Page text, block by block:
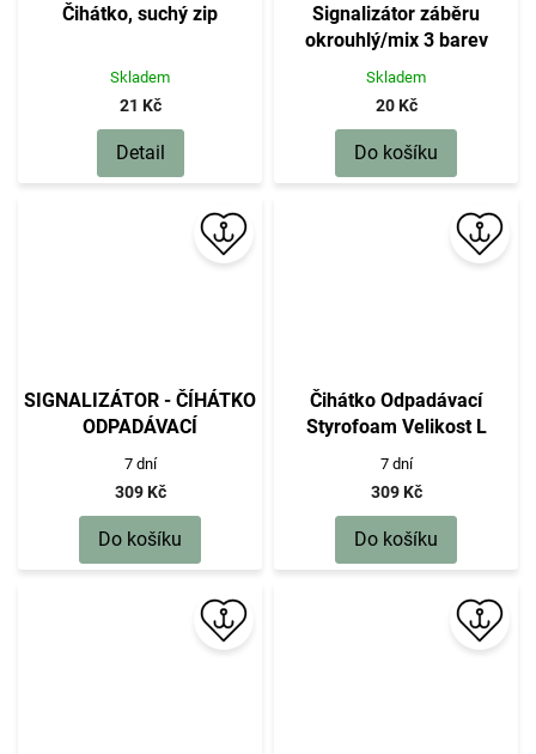
Čihátko, suchý zip
Skladem
21 Kč
Detail
Signalizátor záběru
okrouhlý/mix 3 barev
Skladem
20 Kč
Do košíku
SIGNALIZÁTOR - ČÍHÁTKO
ODPADÁVACÍ
STYROFOAM VEL. M -
7 dní
309 Kč
Do košíku
Čihátko Odpadávací
Styrofoam Velikost L
Červené/Žluté- 10 ks
7 dní
309 Kč
Do košíku